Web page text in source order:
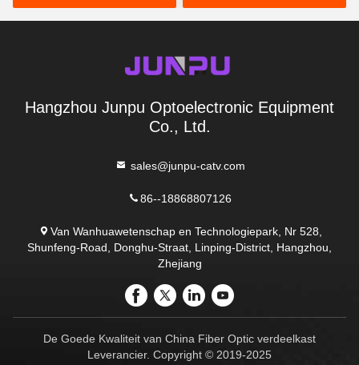
Hangzhou Junpu Optoelectronic Equipment
Co., Ltd.
sales@junpu-catv.com
86--18868807126
Van Wanhuawetenschap en Technologiepark, Nr 528,
Shunfeng-Road, Donghu-Straat, Linping-District, Hangzhou,
Zhejiang
De Goede Kwaliteit van China Fiber Optic verdeelkast
Leverancier. Copyright © 2019-2025